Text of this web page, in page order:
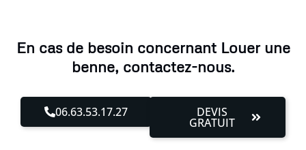
En cas de besoin concernant Louer une
benne, contactez-nous.
06.63.53.17.27 DEVIS
GRATUIT